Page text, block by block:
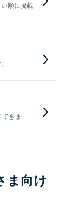
順に掲載
きま
ま向け